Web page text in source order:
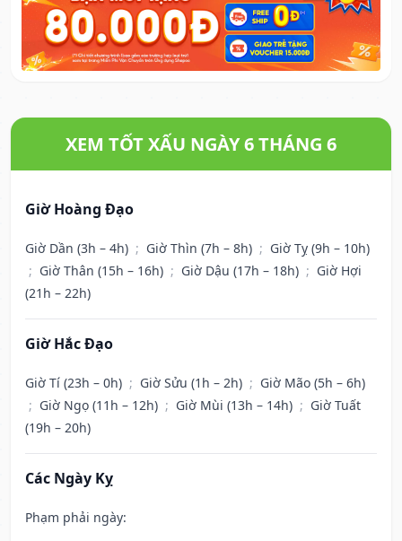
XEM TỐT XẤU NGÀY 6 THÁNG 6
Giờ Hoàng Đạo
Giờ Dần (3h – 4h) ; Giờ Thìn (7h – 8h) ; Giờ Tỵ (9h – 10h)
; Giờ Thân (15h – 16h) ; Giờ Dậu (17h – 18h) ; Giờ Hợi
(21h – 22h)
Giờ Hắc Đạo
Giờ Tí (23h – 0h) ; Giờ Sửu (1h – 2h) ; Giờ Mão (5h – 6h)
; Giờ Ngọ (11h – 12h) ; Giờ Mùi (13h – 14h) ; Giờ Tuất
(19h – 20h)
Các Ngày Kỵ
Phạm phải ngày: